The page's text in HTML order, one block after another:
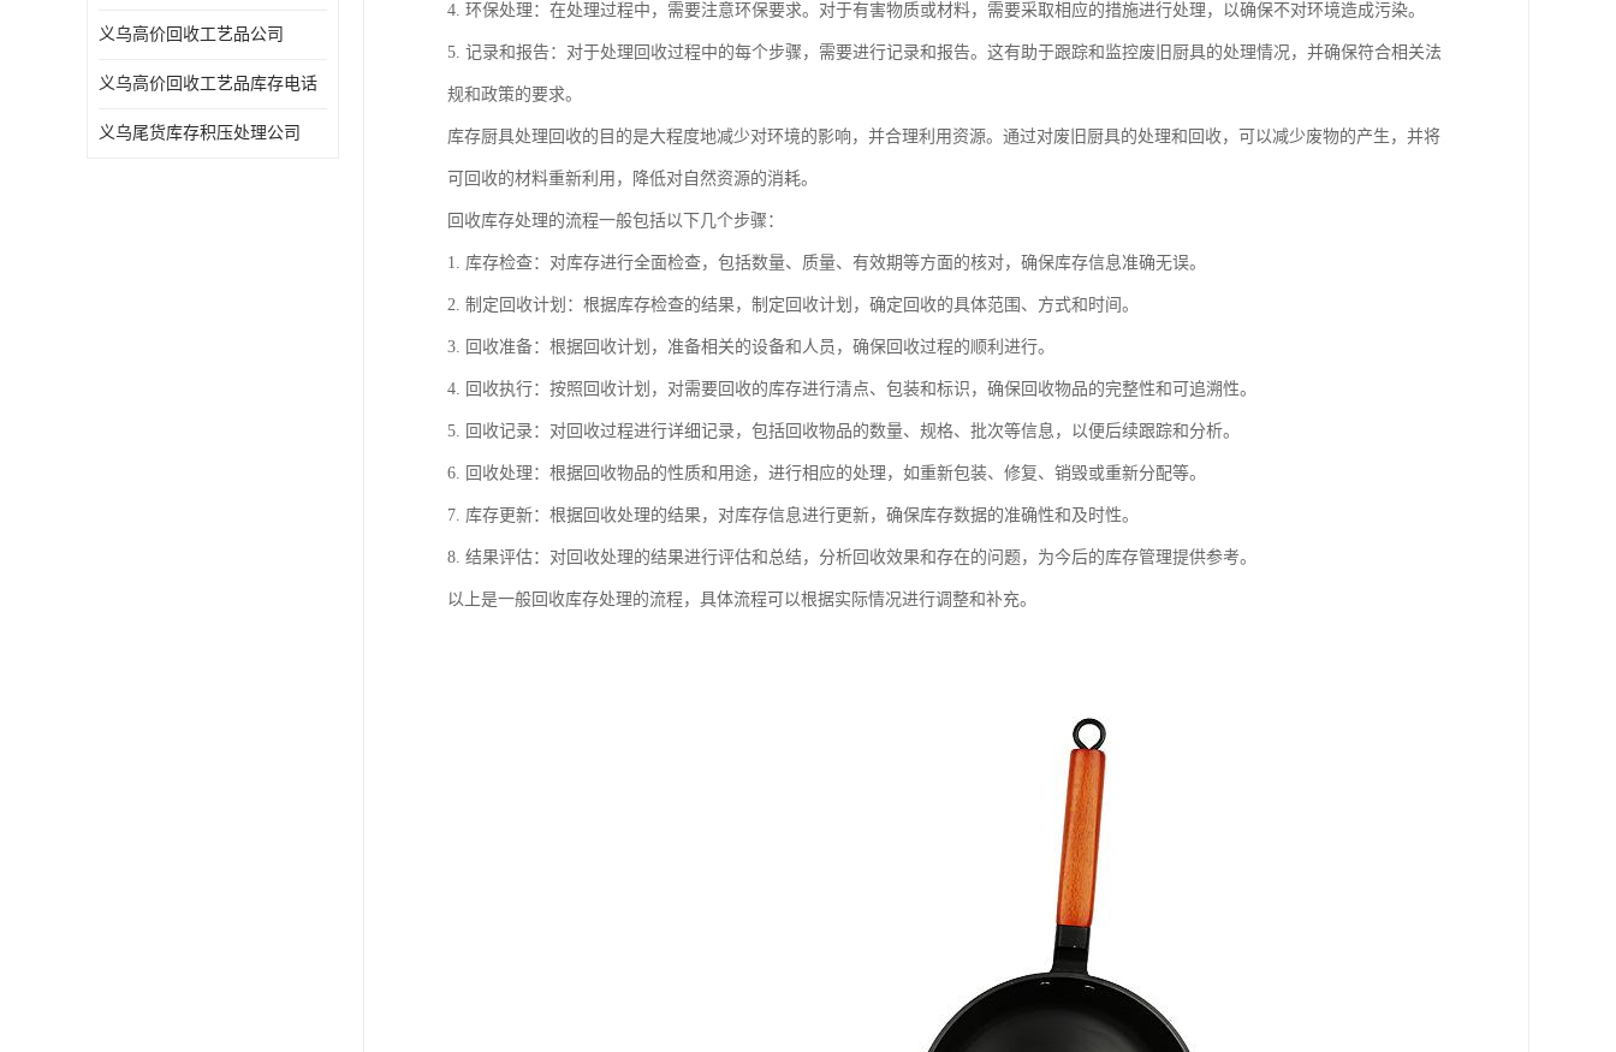
义乌高价回收工艺品公司
义乌高价回收工艺品库存电话
义乌尾货库存积压处理公司
4. 环保处理：在处理过程中，需要注意环保要求。对于有害物质或材料，需要采取相应的措施进行处理，以确保不对环境造成污染。
5. 记录和报告：对于处理回收过程中的每个步骤，需要进行记录和报告。这有助于跟踪和监控废旧厨具的处理情况，并确保符合相关法
规和政策的要求。
库存厨具处理回收的目的是大程度地减少对环境的影响，并合理利用资源。通过对废旧厨具的处理和回收，可以减少废物的产生，并将
可回收的材料重新利用，降低对自然资源的消耗。
回收库存处理的流程一般包括以下几个步骤：
1. 库存检查：对库存进行全面检查，包括数量、质量、有效期等方面的核对，确保库存信息准确无误。
2. 制定回收计划：根据库存检查的结果，制定回收计划，确定回收的具体范围、方式和时间。
3. 回收准备：根据回收计划，准备相关的设备和人员，确保回收过程的顺利进行。
4. 回收执行：按照回收计划，对需要回收的库存进行清点、包装和标识，确保回收物品的完整性和可追溯性。
5. 回收记录：对回收过程进行详细记录，包括回收物品的数量、规格、批次等信息，以便后续跟踪和分析。
6. 回收处理：根据回收物品的性质和用途，进行相应的处理，如重新包装、修复、销毁或重新分配等。
7. 库存更新：根据回收处理的结果，对库存信息进行更新，确保库存数据的准确性和及时性。
8. 结果评估：对回收处理的结果进行评估和总结，分析回收效果和存在的问题，为今后的库存管理提供参考。
以上是一般回收库存处理的流程，具体流程可以根据实际情况进行调整和补充。